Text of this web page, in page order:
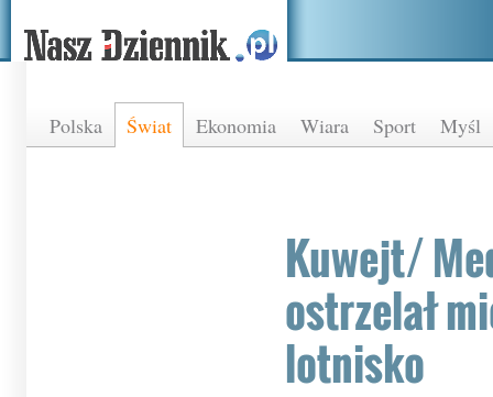
Polska Świat Ekonomia Wiara Sport Myśl
Kuwejt/
ostrzelał
lotnisko